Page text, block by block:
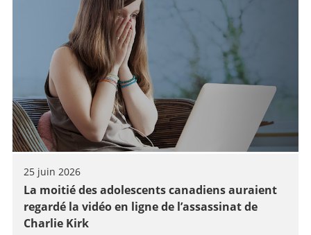
25 juin 2026
La moitié des adolescents canadiens auraient
regardé la vidéo en ligne de l’assassinat de
Charlie Kirk